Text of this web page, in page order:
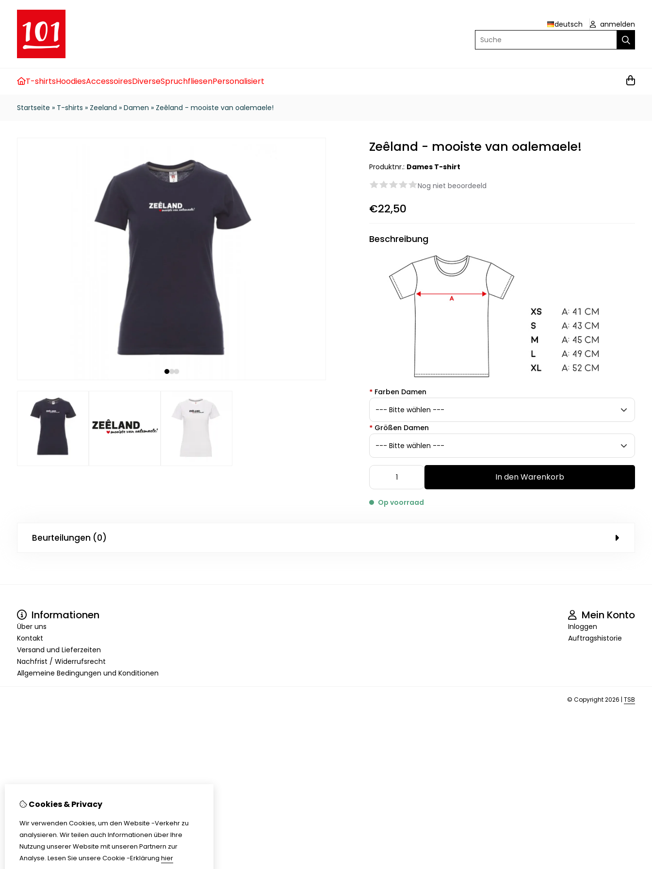
deutsch
anmelden
Suche
T-shirtsHoodiesAccessoiresDiverseSpruchfliesenPersonalisiert
Startseite » T-shirts » Zeeland » Damen » Zeêland - mooiste van oalemaele!
Zeêland - mooiste van oalemaele!
Produktnr.: Dames T-shirt
Nog niet beoordeeld
€22,50
Beschreibung
* Farben Damen
* Größen Damen
In den Warenkorb
Op voorraad
Beurteilungen (0)
Informationen
Über uns
Kontakt
Versand und Lieferzeiten
Nachfrist / Widerrufsrecht
Allgemeine Bedingungen und Konditionen
Mein Konto
Inloggen
Auftragshistorie
© Copyright 2026 | TSB
Cookies & Privacy
Wir verwenden Cookies, um den Website -Verkehr zu
analysieren. Wir teilen auch Informationen über Ihre
Nutzung unserer Website mit unseren Partnern zur
Analyse. Lesen Sie unsere Cookie -Erklärung hier